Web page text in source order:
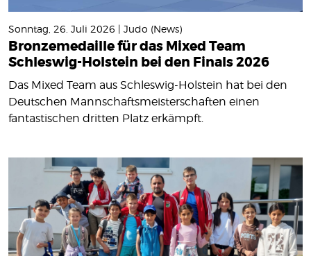
Sonntag, 26. Juli 2026 | Judo (News)
Bronzemedaille für das Mixed Team
Schleswig-Holstein bei den Finals 2026
Das Mixed Team aus Schleswig-Holstein hat bei den
Deutschen Mannschaftsmeisterschaften einen
fantastischen dritten Platz erkämpft.